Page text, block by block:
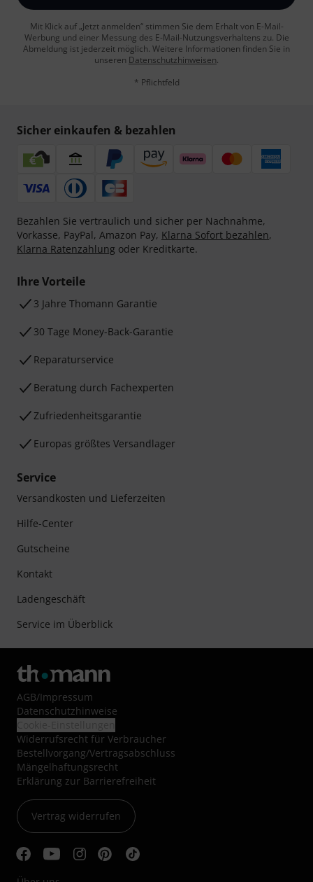
Mit Klick auf „Jetzt anmelden“ stimmen Sie dem Erhalt von E-Mail-
Werbung und einer Messung des E-Mail-Nutzungsverhaltens zu. Die
Abmeldung ist jederzeit möglich. Weitere Informationen finden Sie in
unseren Datenschutzhinweisen.
* Pflichtfeld
Sicher einkaufen & bezahlen
Bezahlen Sie vertraulich und sicher per Nachnahme,
Vorkasse, PayPal, Amazon Pay, Klarna Sofort bezahlen,
Klarna Ratenzahlung oder Kreditkarte.
Ihre Vorteile
3 Jahre Thomann Garantie
30 Tage Money-Back-Garantie
Reparaturservice
Beratung durch Fachexperten
Zufriedenheitsgarantie
Europas größtes Versandlager
Service
Versandkosten und Lieferzeiten
Hilfe-Center
Gutscheine
Kontakt
Ladengeschäft
Service im Überblick
AGB/Impressum
Datenschutzhinweise
Widerrufsrecht für Verbraucher
Bestellvorgang/Vertragsabschluss
Mängelhaftungsrecht
Erklärung zur Barrierefreiheit
Vertrag widerrufen